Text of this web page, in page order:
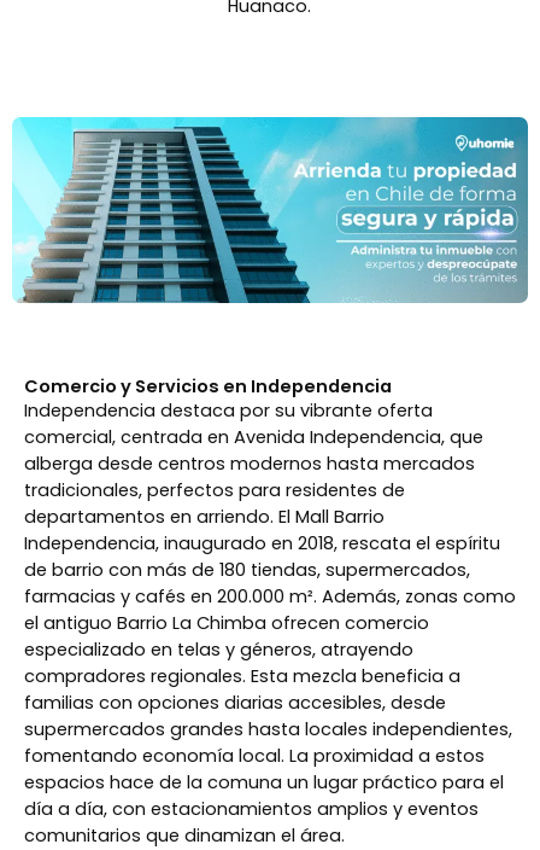
Huanaco.
Comercio y Servicios en Independencia
Independencia destaca por su vibrante oferta
comercial, centrada en Avenida Independencia, que
alberga desde centros modernos hasta mercados
tradicionales, perfectos para residentes de
departamentos en arriendo. El Mall Barrio
Independencia, inaugurado en 2018, rescata el espíritu
de barrio con más de 180 tiendas, supermercados,
farmacias y cafés en 200.000 m². Además, zonas como
el antiguo Barrio La Chimba ofrecen comercio
especializado en telas y géneros, atrayendo
compradores regionales. Esta mezcla beneficia a
familias con opciones diarias accesibles, desde
supermercados grandes hasta locales independientes,
fomentando economía local. La proximidad a estos
espacios hace de la comuna un lugar práctico para el
día a día, con estacionamientos amplios y eventos
comunitarios que dinamizan el área.